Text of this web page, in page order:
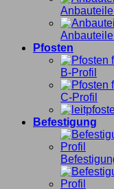
Anbauteile
Anbauteile
Pfosten
B-Profil
C-Profil
Befestigung